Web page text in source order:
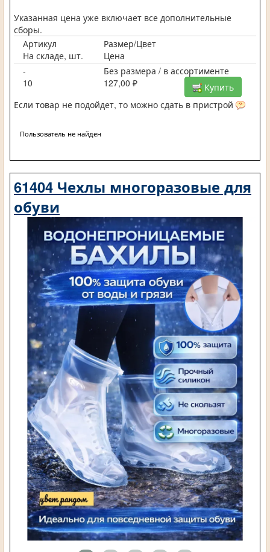
Указанная цена уже включает все дополнительные
сборы.
Артикул
Размер/Цвет
На складе, шт.
Цена
-
Без размера / в ассортименте
10
127,00 ₽
Купить
Если товар не подойдет, то можно сдать в пристрой
Пользователь не найден
61404 Чехлы многоразовые для
обуви